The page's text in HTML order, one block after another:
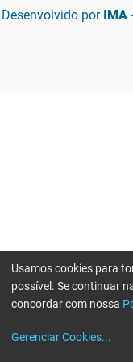
Desenvolvido por IMA
Usamos cookies para
possível. Se continuar
concordar com nossa
Gerenciar Cookies...
Erro ao enviar